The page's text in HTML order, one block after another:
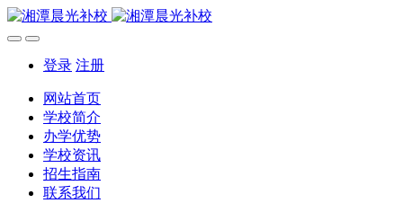
登录 注册
网站首页
学校简介
办学优势
学校资讯
招生指南
联系我们